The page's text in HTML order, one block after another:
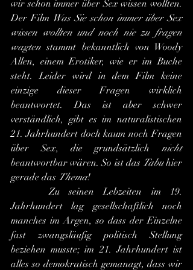
wir schon immer über Sex wissen wollten.
Der Film Was Sie schon immer über Sex
wissen wollten und noch nie zu fragen
wagten stammt bekanntlich von Woody
Allen, einem Erotiker, wie er im Buche
steht. Leider wird in dem Film keine
einzige dieser Fragen wirklich
beantwortet. Das ist aber schwer
verständlich, gibt es im naturalistischen
21. Jahrhundert doch kaum noch Fragen
über Sex, die grundsätzlich nicht
beantwortbar wären. So ist das Tabu hier
gerade das Thema!
Jahrhundert lag gesellschaftlich noch
manches im Argen, so dass der Einzelne
fast zwangsläufig politisch Stellung
beziehen musste; im 21. Jahrhundert ist
alles so demokratisch gemanagt, dass wir